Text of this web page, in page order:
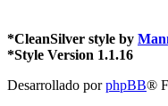
*CleanSilver style by
*Style Version 1.1.16
Desarrollado porphpBB®